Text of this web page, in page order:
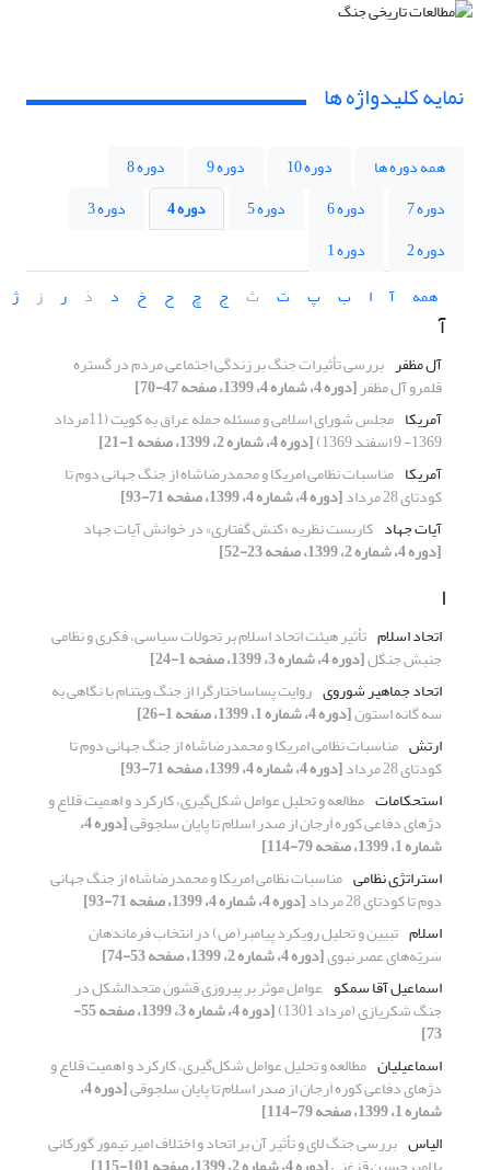
نمایه کلیدواژه ها
همه دوره ها دوره 10 دوره 9
دوره 8
دوره 7
دوره 6 دوره 5 دوره 4
دوره 3
دوره 2
دوره 1
همه
آ ا ب پ ت ث ج چ ح خ د ذ ر ز ژ
آ
آل مظفر بررسی تأثیرات جنگ بر زندگی اجتماعی مردم در گستره
قلمرو آل مظفر[دوره 4، شماره 4، 1399، صفحه 47-70]
آمریکا
مجلس شورای اسلامی و مسئله حمله عراق به کویت (11مرداد
1369- 9 اسفند 1369)
[دوره 4، شماره 2، 1399، صفحه 1-21]
آمریکا مناسبات نظامی امریکا و محمدرضاشاه از جنگ جهانی دوم تا
کودتای 28 مرداد
[دوره 4، شماره 4، 1399، صفحه 71-93]
آیات جهاد کاربست نظریه «کنش گفتاری» در خوانش آیات جهاد
[دوره 4، شماره 2، 1399، صفحه 23-52]
ا
اتحاد اسلام تأثیر هیئت اتحاد اسلام بر تحولات سیاسی، فکری و نظامی
جنبش جنگل[دوره 4، شماره 3، 1399، صفحه 1-24]
اتحاد جماهیر شوروی روایت پساساختارگرا از جنگ ویتنام با نگاهی به
سه گانه استون[دوره 4، شماره 1، 1399، صفحه 1-26]
ارتش مناسبات نظامی امریکا و محمدرضاشاه از جنگ جهانی دوم تا
کودتای 28 مرداد
[دوره 4، شماره 4، 1399، صفحه 71-93]
استحکامات مطالعه و تحلیل عوامل شکل‌گیری، کارکرد و اهمیت قلاع و
دژهای دفاعی کوره اَرجان از صدر اسلام تا پایان سلجوقی [دوره 4،
شماره 1، 1399، صفحه 79-114]
استراتژی نظامی مناسبات نظامی امریکا و محمدرضاشاه از جنگ جهانی
دوم تا کودتای 28 مرداد
[دوره 4، شماره 4، 1399، صفحه 71-93]
اسلام تبیین و تحلیل رویکرد پیامبر(ص) در انتخاب فرماندهان
سَریّه‌های عصر نبوی[دوره 4، شماره 2، 1399، صفحه 53-74]
اسماعیل آقا سمکو عوامل موثر بر پیروزی قشون متحدالشکل در
جنگ شکریازی (مرداد 1301) [دوره 4، شماره 3، 1399، صفحه 55-
73]
اسماعیلیان مطالعه و تحلیل عوامل شکل‌گیری، کارکرد و اهمیت قلاع و
دژهای دفاعی کوره اَرجان از صدر اسلام تا پایان سلجوقی [دوره 4،
شماره 1، 1399، صفحه 79-114]
الیاس بررسی جنگ لای و تأثیر آن بر اتحاد و اختلاف امیر تیمور گورکانی